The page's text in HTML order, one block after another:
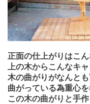
正面の仕上がりはこん
上の木からこんなキ
木の曲がりがなんと
曲がっている為重心
この木の曲がりと手